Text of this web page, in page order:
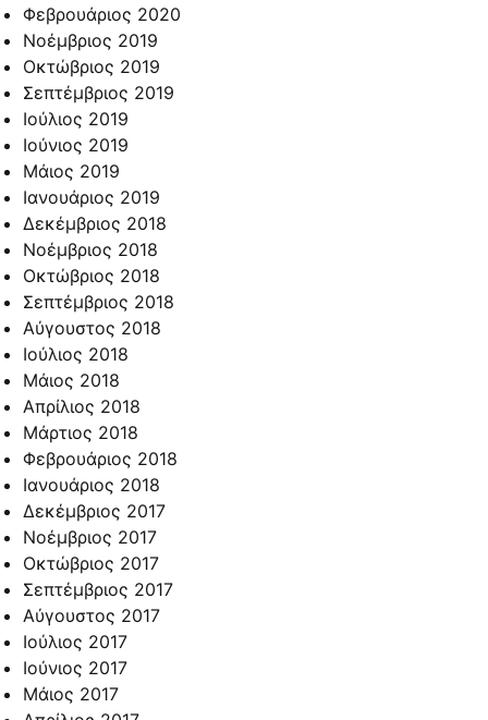
Φεβρουάριος 2020
Νοέμβριος 2019
Οκτώβριος 2019
Σεπτέμβριος 2019
Ιούλιος 2019
Ιούνιος 2019
Μάιος 2019
Ιανουάριος 2019
Δεκέμβριος 2018
Νοέμβριος 2018
Οκτώβριος 2018
Σεπτέμβριος 2018
Αύγουστος 2018
Ιούλιος 2018
Μάιος 2018
Απρίλιος 2018
Μάρτιος 2018
Φεβρουάριος 2018
Ιανουάριος 2018
Δεκέμβριος 2017
Νοέμβριος 2017
Οκτώβριος 2017
Σεπτέμβριος 2017
Αύγουστος 2017
Ιούλιος 2017
Ιούνιος 2017
Μάιος 2017